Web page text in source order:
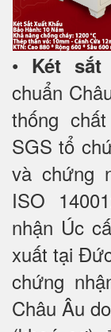
• Két sắt
chuẩn
thống
SGS tổ
và chứng
ISO
nhận Úc
xuất tại
chứng
Châu Âu